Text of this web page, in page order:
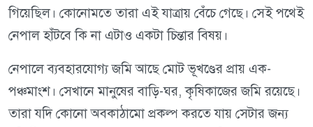
গিয়েছিল। কোনোমতে তারা এই যাত্রায় বেঁচে গেছে। সেই পথেই
নেপাল হাঁটবে কি না এটাও একটা চিন্তার বিষয়।
নেপালে ব্যবহারযোগ্য জমি আছে মোট ভূখণ্ডের প্রায় এক-
পঞ্চমাংশ। সেখানে মানুষের বাড়ি-ঘর, কৃষিকাজের জমি রয়েছে।
তারা যদি কোনো অবকাঠামো প্রকল্প করতে যায় সেটার জন্য